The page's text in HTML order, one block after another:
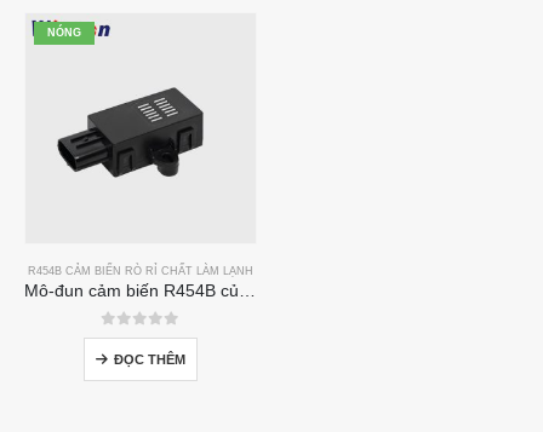
NÓNG
R454B CẢM BIẾN RÒ RỈ CHẤT LÀM LẠNH
0trong số 5
ĐỌC THÊM